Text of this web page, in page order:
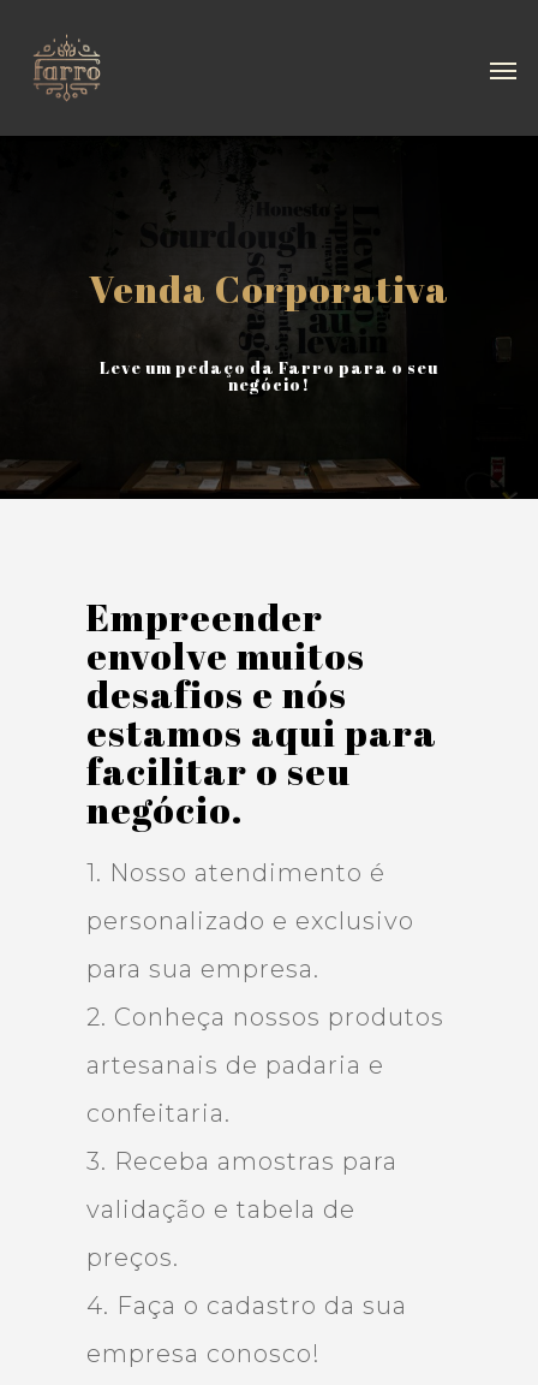
Venda Corporativa
Leve um pedaço da Farro para o seu
negócio!
Empreender
envolve muitos
desafios e nós
estamos aqui para
facilitar o seu
negócio.
1. Nosso atendimento é
personalizado e exclusivo
para sua empresa.
2. Conheça nossos produtos
artesanais de padaria e
confeitaria.
3. Receba amostras para
validação e tabela de
preços.
4. Faça o cadastro da sua
empresa conosco!